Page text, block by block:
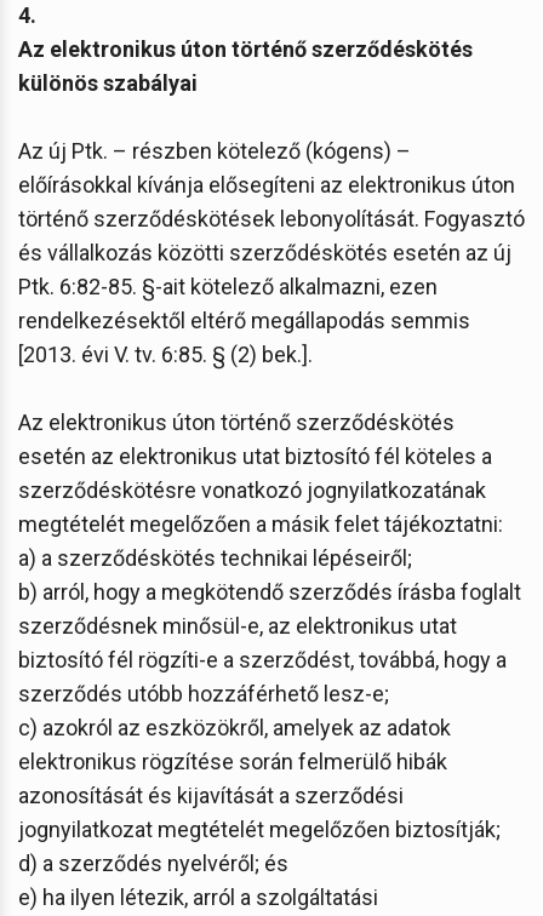
4.
Az elektronikus úton történő szerződéskötés
különös szabályai
Az új Ptk. – részben kötelező (kógens) –
előírásokkal kívánja elősegíteni az elektronikus úton
történő szerződéskötések lebonyolítását. Fogyasztó
és vállalkozás közötti szerződéskötés esetén az új
Ptk. 6:82-85. §-ait kötelező alkalmazni, ezen
rendelkezésektől eltérő megállapodás semmis
[2013. évi V. tv. 6:85. § (2) bek.].
Az elektronikus úton történő szerződéskötés
esetén az elektronikus utat biztosító fél köteles a
szerződéskötésre vonatkozó jognyilatkozatának
megtételét megelőzően a másik felet tájékoztatni:
a) a szerződéskötés technikai lépéseiről;
b) arról, hogy a megkötendő szerződés írásba foglalt
szerződésnek minősül-e, az elektronikus utat
biztosító fél rögzíti-e a szerződést, továbbá, hogy a
szerződés utóbb hozzáférhető lesz-e;
c) azokról az eszközökről, amelyek az adatok
elektronikus rögzítése során felmerülő hibák
azonosítását és kijavítását a szerződési
jognyilatkozat megtételét megelőzően biztosítják;
d) a szerződés nyelvéről; és
e) ha ilyen létezik, arról a szolgáltatási